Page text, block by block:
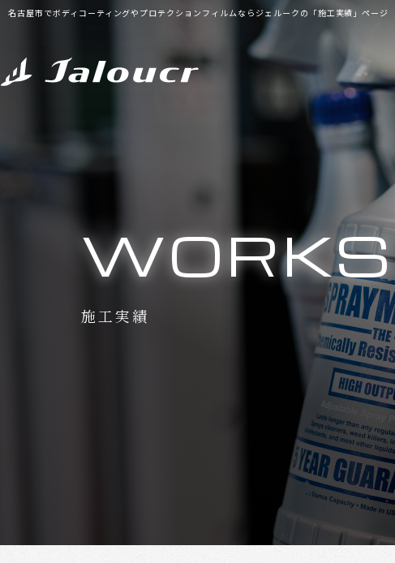
名古屋市でボディコーティングやプロテクションフィルムならジェルークの「施工実績」ページ
WORKS
施工実績